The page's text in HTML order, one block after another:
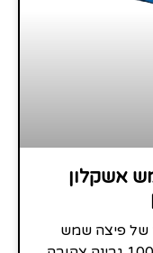
אשקלון
של פיצה שמש